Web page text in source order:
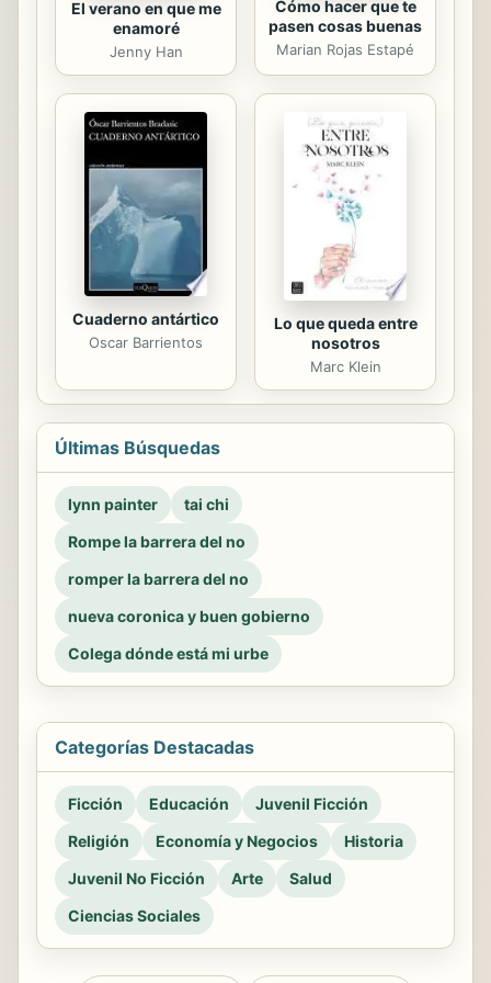
El verano en que me
enamoré
Jenny Han
Cómo hacer que te
pasen cosas buenas
Marian Rojas Estapé
Cuaderno antártico
Oscar Barrientos
Lo que queda entre
nosotros
Marc Klein
Últimas Búsquedas
lynn painter
tai chi
Rompe la barrera del no
romper la barrera del no
nueva coronica y buen gobierno
Colega dónde está mi urbe
Categorías Destacadas
Ficción Educación
Juvenil Ficción
Religión
Economía y Negocios
Historia
Juvenil No Ficción
Arte
Salud
Ciencias Sociales